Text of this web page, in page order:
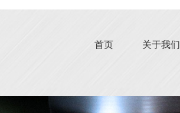
首页 关于我们